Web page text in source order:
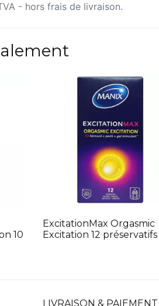
- hors frais de livraison.
10
ExcitationMax Orgasmic
Excitation 12 préservatifs
LIVRAISON & PAIEMENT